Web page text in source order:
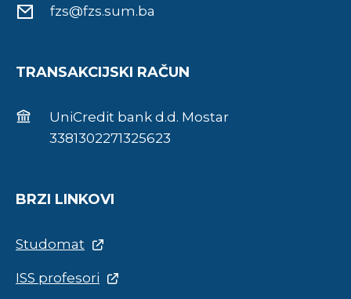
fzs@fzs.sum.ba
TRANSAKCIJSKI RAČUN
UniCredit bank d.d. Mostar
3381302271325623
BRZI LINKOVI
Studomat
ISS profesori